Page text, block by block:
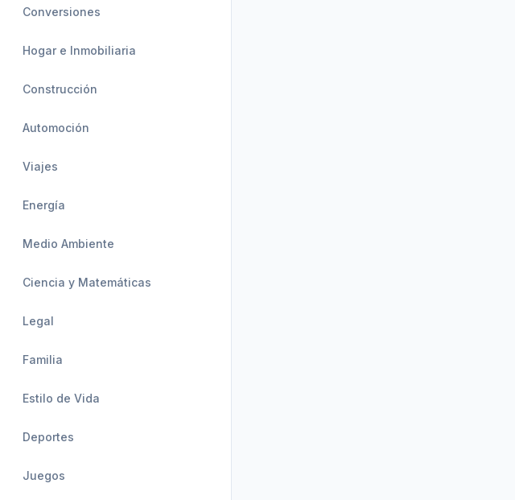
Conversiones
Hogar e Inmobiliaria
Construcción
Automoción
Viajes
Energía
Medio Ambiente
Ciencia y Matemáticas
Legal
Familia
Estilo de Vida
Deportes
Juegos